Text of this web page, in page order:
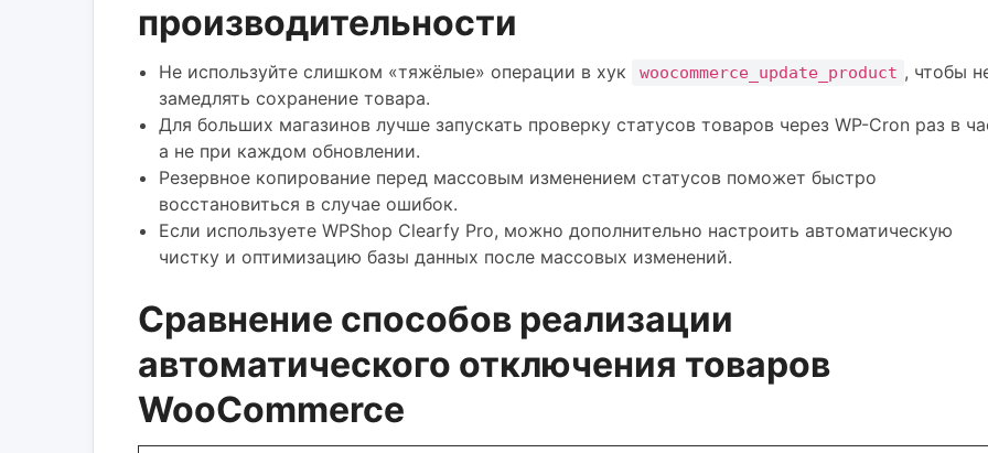
производительности
Не используйте слишком «тяжёлые» операции в хук woocommerce_update_product , чтобы
замедлять сохранение товара.
Для больших магазинов лучше запускать проверку статусов товаров через WP-Cron раз в
а не при каждом обновлении.
Резервное копирование перед массовым изменением статусов поможет быстро
восстановиться в случае ошибок.
Если используете WPShop Clearfy Pro, можно дополнительно настроить автоматическую
чистку и оптимизацию базы данных после массовых изменений.
Сравнение способов реализации
автоматического отключения товаров
WooCommerce